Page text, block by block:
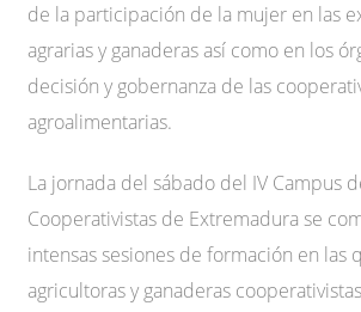
de la participación de la mujer en las
agrarias y ganaderas así como en los
decisión y gobernanza de las
agroalimentarias.
La jornada del sábado del IV Campus
Cooperativistas de Extremadura se
intensas sesiones de formación en las
agricultoras y ganaderas